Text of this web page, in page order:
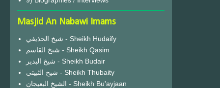
Masjid An Nabawi Imams
شيخ الحذيفي - Sheikh Hudaify
شيخ القاسم - Sheikh Qasim
شيخ البدير - Sheikh Budair
شيخ الثبيتي - Sheikh Thubaity
الشيخ البعيجان - Sheikh Bu'ayjaan